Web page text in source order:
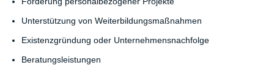
Unterstützung von Weiterbildungsmaßnahmen
Existenzgründung oder Unternehmensnachfolge
Beratungsleistungen